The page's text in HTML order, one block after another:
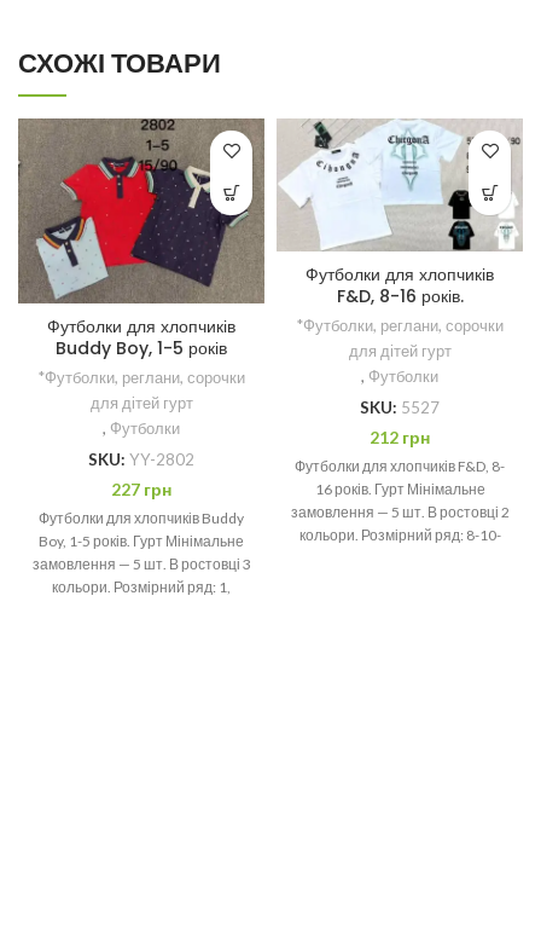
СХОЖІ ТОВАРИ
Футболки для хлопчиків
Buddy Boy, 1-5 років
*Футболки, реглани, сорочки
для дітей гурт
, Футболки
SKU: YY-2802
227 грн
Футболки для хлопчиків Buddy
Boy, 1-5 років. Гурт Мінімальне
замовлення — 5 шт. В ростовці 3
кольори. Розмірний ряд: 1,
Футболки для хлопчиків
F&D, 8-16 років.
*Футболки, реглани, сорочки
для дітей гурт
, Футболки
SKU: 5527
212 грн
Футболки для хлопчиків F&D, 8-
16 років. Гурт Мінімальне
замовлення — 5 шт. В ростовці 2
кольори. Розмірний ряд: 8-10-